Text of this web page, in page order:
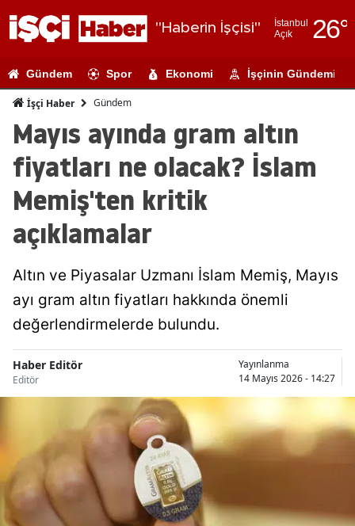
"Haberin İşçisi"
İstanbul
Açık
26°
Adıyaman
Ağrı
Amasya
Artvin
Bilecik
Bitlis
Gündem Spor Ekonomi İşçinin Gündemi
İşçi Haber Gündem
Mayıs ayında gram altın
fiyatları ne olacak? İslam
Memiş'ten kritik
açıklamalar
Altın ve Piyasalar Uzmanı İslam Memiş, Mayıs
ayı gram altın fiyatları hakkında önemli
değerlendirmelerde bulundu.
Haber Editör
Editör
Yayınlanma
14 Mayıs 2026 - 14:27